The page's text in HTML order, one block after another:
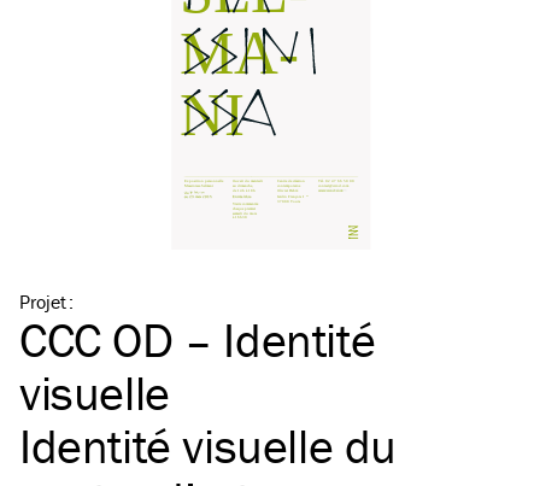
Projet:
CCC OD – Identité
visuelle
Identité visuelle du